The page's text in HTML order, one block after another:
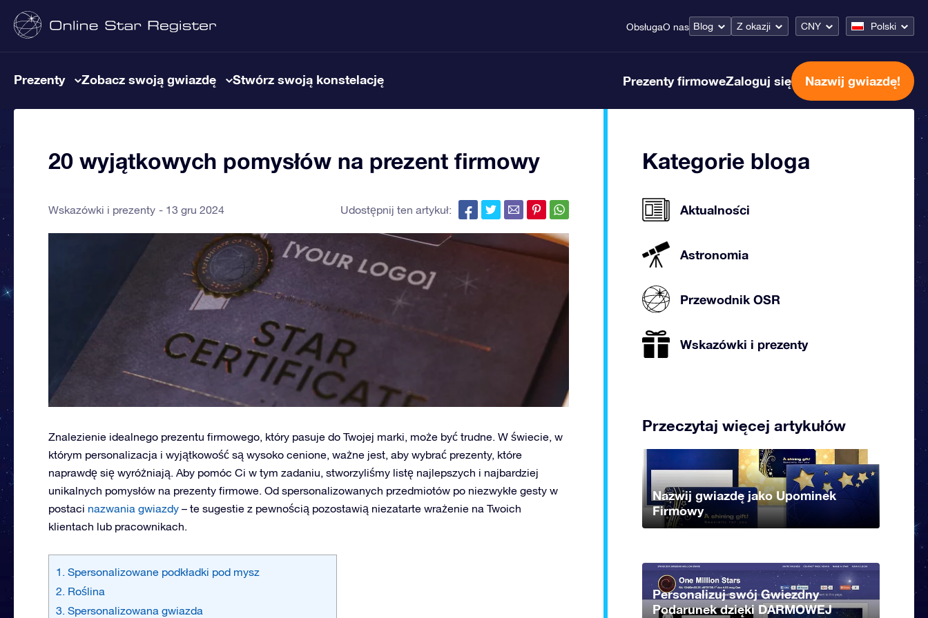
ObsługaO nas Blog Z okazji CNY Polski
Prezenty Zobacz swoją gwiazdę Stwórz swoją konstelację Prezenty firmoweZaloguj się Nazwij gwiazdę!
20 wyjątkowych pomysłów na prezent firmowy
Wskazówki i prezenty 13 gru 2024 Udostępnij ten artykuł:
Znalezienie idealnego prezentu firmowego, który pasuje do Twojej marki, może być trudne. W świecie, w
którym personalizacja i wyjątkowość są wysoko cenione, ważne jest, aby wybrać prezenty, które
naprawdę się wyróżniają. Aby pomóc Ci w tym zadaniu, stworzyliśmy listę najlepszych i najbardziej
unikalnych pomysłów na prezenty firmowe. Od spersonalizowanych przedmiotów po niezwykłe gesty w
postaci nazwania gwiazdy – te sugestie z pewnością pozostawią niezatarte wrażenie na Twoich
klientach lub pracownikach.
1. Spersonalizowane podkładki pod mysz
2. Roślina
3. Spersonalizowana gwiazda
Kategorie bloga
Aktualności
Astronomia
Przewodnik OSR
Wskazówki i prezenty
Przeczytaj więcej artykułów
Nazwij gwiazdę jako Upominek
Firmowy
Personalizuj swój Gwiezdny
Podarunek dzięki DARMOWEJ